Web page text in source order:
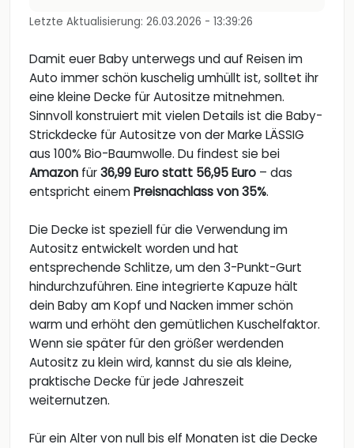
Letzte Aktualisierung: 26.03.2026 - 13:39:26
Damit euer Baby unterwegs und auf Reisen im
Auto immer schön kuschelig umhüllt ist, solltet ihr
eine kleine Decke für Autositze mitnehmen.
Sinnvoll konstruiert mit vielen Details ist die Baby-
Strickdecke für Autositze von der Marke LÄSSIG
aus 100% Bio-Baumwolle. Du findest sie bei
Amazon für36,99 Euro statt 56,95 Euro – das
entspricht einemPreisnachlass von 35%.
Die Decke ist speziell für die Verwendung im
Autositz entwickelt worden und hat
entsprechende Schlitze, um den 3-Punkt-Gurt
hindurchzuführen. Eine integrierte Kapuze hält
dein Baby am Kopf und Nacken immer schön
warm und erhöht den gemütlichen Kuschelfaktor.
Wenn sie später für den größer werdenden
Autositz zu klein wird, kannst du sie als kleine,
praktische Decke für jede Jahreszeit
weiternutzen.
Für ein Alter von null bis elf Monaten ist die Decke